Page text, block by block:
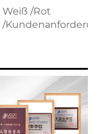
Weiß /Rot
/